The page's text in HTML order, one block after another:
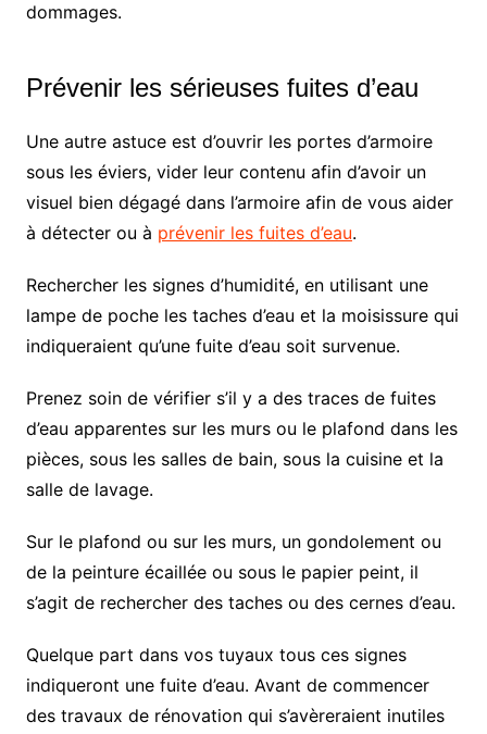
dommages.
Prévenir les sérieuses fuites d’eau
Une autre astuce est d’ouvrir les portes d’armoire
sous les éviers, vider leur contenu afin d’avoir un
visuel bien dégagé dans l’armoire afin de vous aider
à détecter ou à prévenir les fuites d’eau.
Rechercher les signes d’humidité, en utilisant une
lampe de poche les taches d’eau et la moisissure qui
indiqueraient qu’une fuite d’eau soit survenue.
Prenez soin de vérifier s’il y a des traces de fuites
d’eau apparentes sur les murs ou le plafond dans les
pièces, sous les salles de bain, sous la cuisine et la
salle de lavage.
Sur le plafond ou sur les murs, un gondolement ou
de la peinture écaillée ou sous le papier peint, il
s’agit de rechercher des taches ou des cernes d’eau.
Quelque part dans vos tuyaux tous ces signes
indiqueront une fuite d’eau. Avant de commencer
des travaux de rénovation qui s’avèreraient inutiles